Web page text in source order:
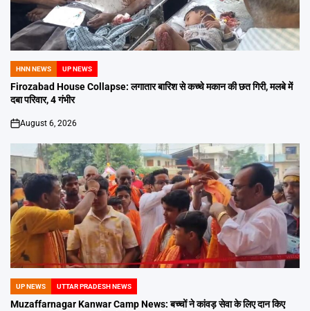
POSTED
IN
HNN NEWS UP NEWS
Firozabad House Collapse: लगातार बारिश से कच्चे मकान की छत गिरी, मलबे में
दबा परिवार, 4 गंभीर
on
August 6, 2026
POSTED
IN
UP NEWS UTTAR PRADESH NEWS
Muzaffarnagar Kanwar Camp News: बच्चों ने कांवड़ सेवा के लिए दान किए